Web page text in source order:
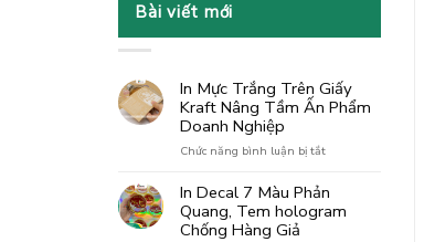
Bài viết mới
In Mực Trắng Trên Giấy
Kraft Nâng Tầm Ấn Phẩm
Doanh Nghiệp
Chức năng bình luận bị tắtở
Trắng
Trên
In Decal 7 Màu Phản
Quang, Tem hologram
Chống Hàng Giả